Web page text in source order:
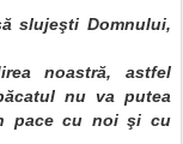
slujeşti Domnului,
noastră, astfel
nu va putea
pace cu noi şi cu